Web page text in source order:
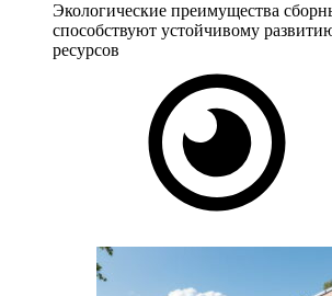
Экологические преимущества
способствуют устойчивому
ресурсов